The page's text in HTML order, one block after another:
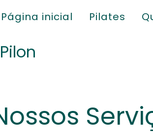
Página inicial Pilates